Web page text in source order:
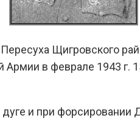
Щигровского
в феврале 1943 г.
и при